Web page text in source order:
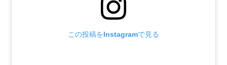
この投稿をInstagramで見る